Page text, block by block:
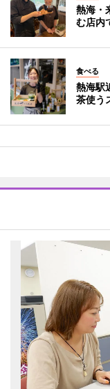
熱海・
む店内
食べる
熱海駅
茶使う